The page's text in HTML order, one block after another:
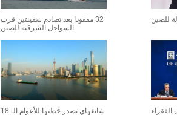
للصين
32 مفقودا بعد تصادم سفينتين قرب
السواحل الشرقية للصين
شانغهاي تصدر خطتها للأعوام الـ 18